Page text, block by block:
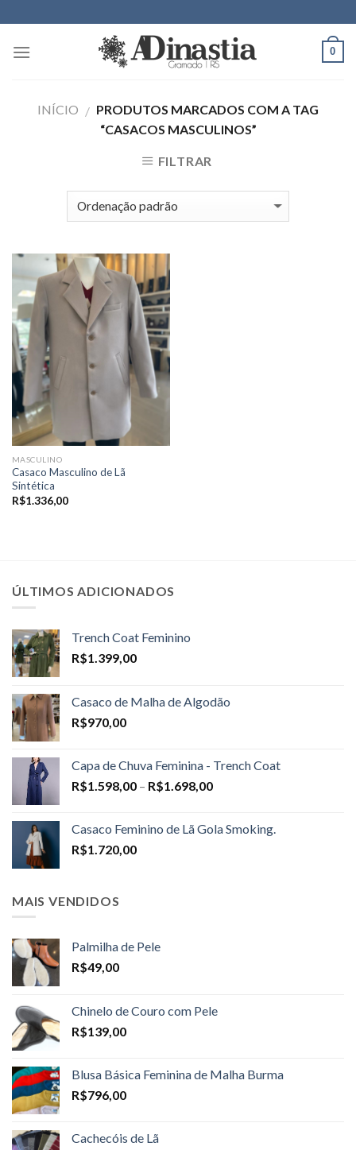
to
content
0
INÍCIO / PRODUTOS MARCADOS COM A TAG
“CASACOS MASCULINOS”
FILTRAR
MASCULINO
Casaco Masculino de Lã
Sintética
R$1.336,00
ÚLTIMOS ADICIONADOS
Trench Coat Feminino
R$1.399,00
Casaco de Malha de Algodão
R$970,00
Capa de Chuva Feminina - Trench Coat
R$1.598,00 – R$1.698,00Price
through
Casaco Feminino de Lã Gola Smoking.
R$1.720,00
MAIS VENDIDOS
Palmilha de Pele
R$49,00
Chinelo de Couro com Pele
R$139,00
Blusa Básica Feminina de Malha Burma
R$796,00
Cachecóis de Lã